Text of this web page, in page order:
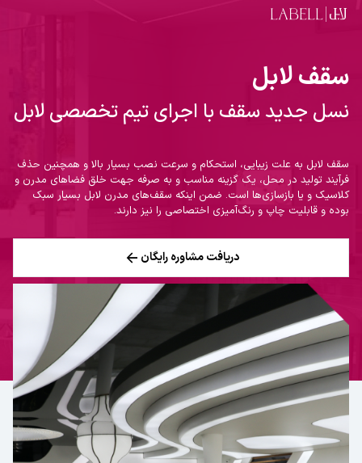
رفتن به محتوای اصلی
سقف لابل
نسل جدید سقف با اجرای تیم تخصصی لابل
سقف‌ لابل به علت زیبایی، استحکام و سرعت نصب بسیار بالا و همچنین حذف
فرآیند تولید در محل، یک گزینه مناسب و به صرفه جهت خلق فضا‌های مدرن و
کلاسیک و یا بازسازی‌ها است. ضمن اینکه سقف‌های مدرن لابل بسیار سبک
بوده و قابلیت چاپ و رنگ‌آمیزی اختصاصی را نیز دارند.
دریافت مشاوره رایگان